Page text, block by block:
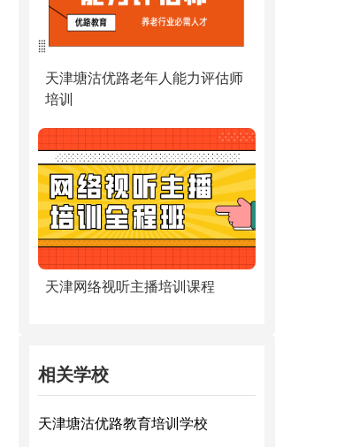
天津塘沽优路老年人能力评估师
培训
天津网络视听主播培训课程
相关学校
天津塘沽优路教育培训学校